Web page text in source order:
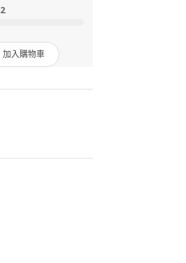
2
加入購物車